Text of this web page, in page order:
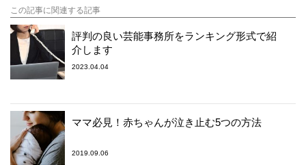
この記事に関連する記事
評判の良い芸能事務所をランキング形式で紹
介します
2023.04.04
ママ必見！赤ちゃんが泣き止む5つの方法
2019.09.06